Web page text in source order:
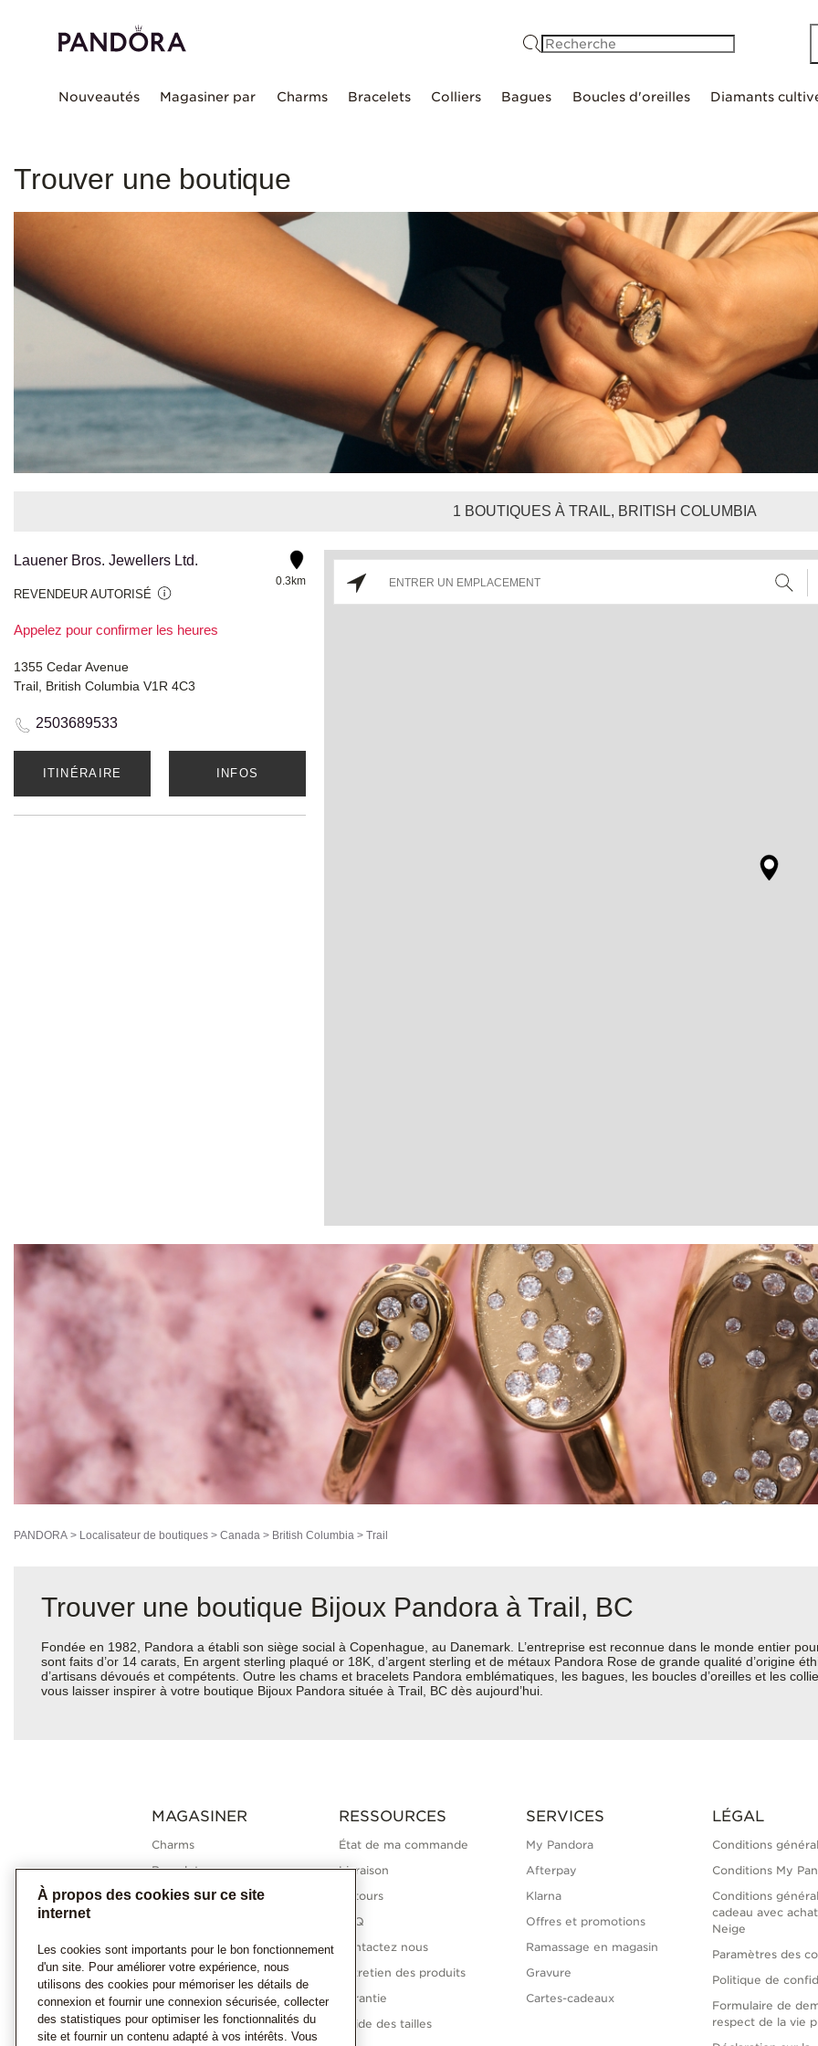
Nouveautés Magasiner par Charms Bracelets Colliers Bagues Boucles d'oreilles Diamants
Trouver une boutique
1 BOUTIQUES À TRAIL, BRITISH COLUMBIA
Lauener Bros. Jewellers Ltd.
REVENDEUR AUTORISÉ
Appelez pour confirmer les heures
0.3km
1355 Cedar Avenue
Trail, British Columbia V1R 4C3
2503689533
ITINÉRAIRE INFOS
PANDORA > Localisateur de boutiques > Canada > British Columbia > Trail
Trouver une boutique Bijoux Pandora à Trail, BC
Fondée en 1982, Pandora a établi son siège social à Copenhague, au Danemark. L’entreprise est reconnue dans le monde entier
sont faits d’or 14 carats, En argent sterling plaqué or 18K, d’argent sterling et de métaux Pandora Rose de grande qualité d’origine
d’artisans dévoués et compétents. Outre les chams et bracelets Pandora emblématiques, les bagues, les boucles d’oreilles et les
vous laisser inspirer à votre boutique Bijoux Pandora située à Trail, BC dès aujourd’hui.
MAGASINER
Charms
Bracelets
Bagues
Boucles d'oreilles
Collections Pandora
Diamants cultivés en
laboratoire
Cadeaux
RESSOURCES
État de ma commande
Livraison
Retours
FAQ
Contactez nous
Entretien des produits
Garantie
Guide des tailles
SERVICES
My Pandora
Afterpay
Klarna
Offres et promotions
Ramassage en magasin
Gravure
Cartes-cadeaux
LÉGAL
Conditions
Conditions My
Conditions
cadeau avec
Neige
Paramètres des
Politique de
Formulaire de
respect de la vie
À propos des cookies sur ce site
internet
Les cookies sont importants pour le bon fonctionnement
d'un site. Pour améliorer votre expérience, nous
utilisons des cookies pour mémoriser les détails de
connexion et fournir une connexion sécurisée, collecter
des statistiques pour optimiser les fonctionnalités du
site et fournir un contenu adapté à vos intérêts. Vous